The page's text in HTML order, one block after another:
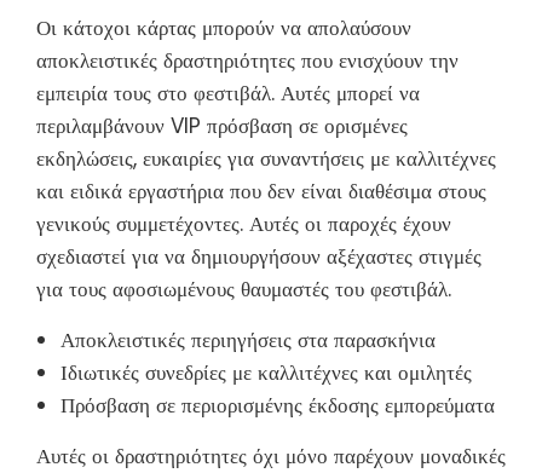
Οι κάτοχοι κάρτας μπορούν να απολαύσουν
αποκλειστικές δραστηριότητες που ενισχύουν την
εμπειρία τους στο φεστιβάλ. Αυτές μπορεί να
περιλαμβάνουν VIP πρόσβαση σε ορισμένες
εκδηλώσεις, ευκαιρίες για συναντήσεις με καλλιτέχνες
και ειδικά εργαστήρια που δεν είναι διαθέσιμα στους
γενικούς συμμετέχοντες. Αυτές οι παροχές έχουν
σχεδιαστεί για να δημιουργήσουν αξέχαστες στιγμές
για τους αφοσιωμένους θαυμαστές του φεστιβάλ.
Αποκλειστικές περιηγήσεις στα παρασκήνια
Ιδιωτικές συνεδρίες με καλλιτέχνες και ομιλητές
Πρόσβαση σε περιορισμένης έκδοσης εμπορεύματα
Αυτές οι δραστηριότητες όχι μόνο παρέχουν μοναδικές